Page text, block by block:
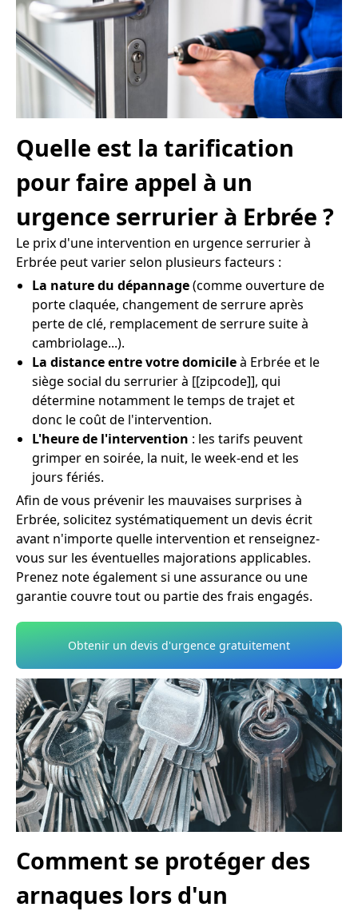
Quelle est la tarification
pour faire appel à un
urgence serrurier à Erbrée ?
Le prix d'une intervention en urgence serrurier à
Erbrée peut varier selon plusieurs facteurs :
La nature du dépannage(comme ouverture de
porte claquée, changement de serrure après
perte de clé, remplacement de serrure suite à
cambriolage...).
La distance entre votre domicileà Erbrée et le
siège social du serrurier à [[zipcode]], qui
détermine notamment le temps de trajet et
donc le coût de l'intervention.
L'heure de l'intervention : les tarifs peuvent
grimper en soirée, la nuit, le week-end et les
jours fériés.
Afin de vous prévenir les mauvaises surprises à
Erbrée, solicitez systématiquement un devis écrit
avant n'importe quelle intervention et renseignez-
vous sur les éventuelles majorations applicables.
Prenez note également si une assurance ou une
garantie couvre tout ou partie des frais engagés.
Obtenir un devis d'urgence gratuitement
Comment se protéger des
arnaques lors d'un